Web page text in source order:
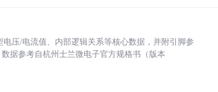
压/电流值、内部逻辑关系等核心数据，并附引脚参
据参考自杭州士兰微电子官方规格书（版本